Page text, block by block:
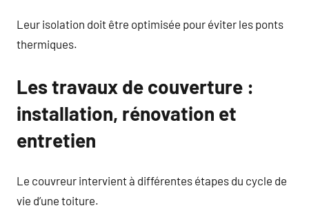
Leur isolation doit être optimisée pour éviter les ponts
thermiques.
Les travaux de couverture :
installation, rénovation et
entretien
Le couvreur intervient à différentes étapes du cycle de
vie d’une toiture.